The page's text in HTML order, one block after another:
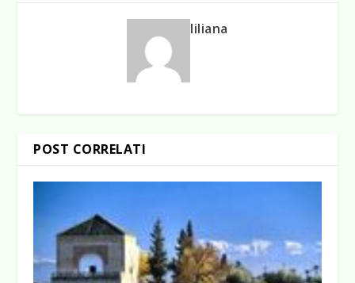
liliana
POST CORRELATI